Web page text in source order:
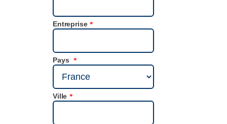
Entreprise *
Pays *
Ville *